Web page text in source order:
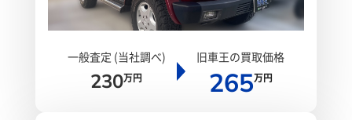
一般査定 (当社調べ)
230万円
旧車王の買取価格
265万円